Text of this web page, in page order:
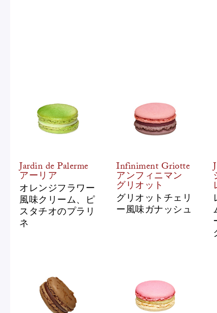
Jardin de Palerme
アーリア
オレンジフラワー
風味クリーム、ピ
スタチオのプラリ
ネ
Infiniment Griotte
アンフィニマン
グリオット
グリオットチェリ
ー風味ガナッシュ